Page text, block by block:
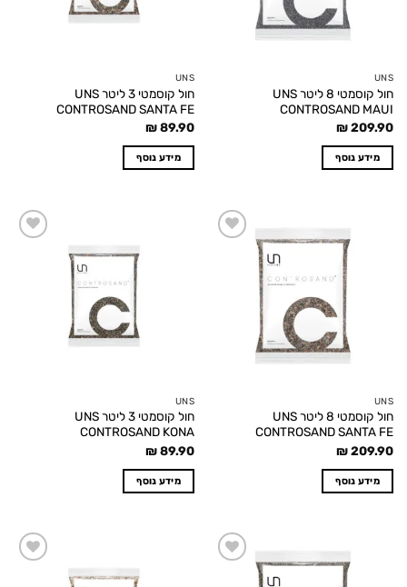
UNS
חול קוסמטי 8 ליטר UNS
CONTROSAND MAUI
₪209.90
מידע נוסף
UNS
חול קוסמטי 3 ליטר UNS
CONTROSAND SANTA FE
₪89.90
מידע נוסף
UNS
חול קוסמטי 8 ליטר UNS
CONTROSAND SANTA FE
₪209.90
מידע נוסף
UNS
חול קוסמטי 3 ליטר UNS
CONTROSAND KONA
₪89.90
מידע נוסף